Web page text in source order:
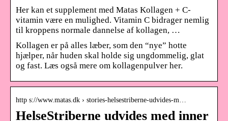
Her kan et supplement med Matas Kollagen + C-
vitamin være en mulighed. Vitamin C bidrager nemlig
til kroppens normale dannelse af kollagen, …
Kollagen er på alles læber, som den “nye” hotte
hjælper, når huden skal holde sig ungdommelig, glat
og fast. Læs også mere om kollagenpulver her.
http s://www.matas.dk › stories-helsestriberne-udvides-m…
HelseStriberne udvides med inner